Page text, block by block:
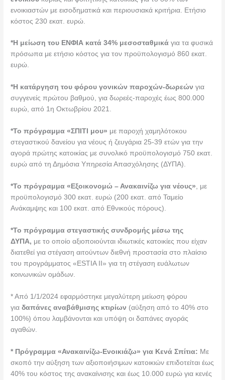
ενοικιαστών με εισοδηματικά και περιουσιακά κριτήρια. Ετήσιο
κόστος 230 εκατ. ευρώ.
*Η μείωση του ΕΝΦΙΑ κατά 34% μεσοσταθμικά για τα φυσικά
πρόσωπα με ετήσιο κόστος για τον προϋπολογισμό 860 εκατ.
ευρώ.
*Η κατάργηση του φόρου γονικών παροχών-δωρεών για
συγγενείς πρώτου βαθμού, για δωρεές-παροχές έως 800.000
ευρώ, από 1η Οκτωβρίου 2021.
*Το πρόγραμμα «ΣΠΙΤΙ μου» με παροχή χαμηλότοκου
στεγαστικού δανείου για νέους ή ζευγάρια 25-39 ετών για την
αγορά πρώτης κατοικίας με συνολικό προϋπολογισμό 750 εκατ.
ευρώ από τη Δημόσια Υπηρεσία Απασχόλησης (ΔΥΠΑ).
*Το πρόγραμμα «Εξοικονομώ – Ανακαινίζω για νέους», με
προϋπολογισμό 300 εκατ. ευρώ (200 εκατ. από Ταμείο
Ανάκαμψης και 100 εκατ. από Εθνικούς πόρους).
*Το πρόγραμμα στεγαστικής συνδρομής μέσω της
ΔΥΠΑ, με το οποίο αξιοποιούνται ιδιωτικές κατοικίες που είχαν
διατεθεί για στέγαση αιτούντων διεθνή προστασία στο πλαίσιο
του προγράμματος «ESTIA II» για τη στέγαση ευάλωτων
κοινωνικών ομάδων.
* Από 1/1/2024 εφαρμόστηκε μεγαλύτερη μείωση φόρου
γιαδαπάνες αναβάθμισης κτιρίων (αύξηση από το 40% στο
100%) όπου λαμβάνονται και υπόψη οι δαπάνες αγοράς
αγαθών.
* Πρόγραμμα «Ανακαινίζω-Ενοικιάζω» για Κενά Σπίτια: Με
σκοπό την αύξηση των αξιοποιήσιμων κατοικιών επιδοτείται έως
40% του κόστος της ανακαίνισης και έως 10.000 ευρώ για κενές